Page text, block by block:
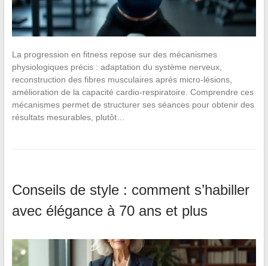
La progression en fitness repose sur des mécanismes
physiologiques précis : adaptation du système nerveux,
reconstruction des fibres musculaires après micro-lésions,
amélioration de la capacité cardio-respiratoire. Comprendre ces
mécanismes permet de structurer ses séances pour obtenir des
résultats mesurables, plutôt…
Conseils de style : comment s’habiller
avec élégance à 70 ans et plus